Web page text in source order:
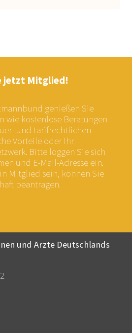
und Ärzte Deutschlands
jetzt Mitglied!
genießen Sie
wie kostenlose Beratungen
und tarifrechtlichen
Vorteile oder Ihr
Bitte loggen Sie sich
und E-Mail-Adresse ein.
Mitglied sein, können Sie
beantragen.